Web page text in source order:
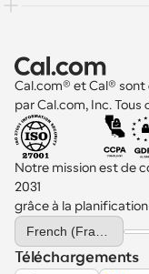
Cal.com® et Cal®
par Cal.com, Inc. Tous
Notre mission est de
2031
grâce à la
Select Language
Téléchargements